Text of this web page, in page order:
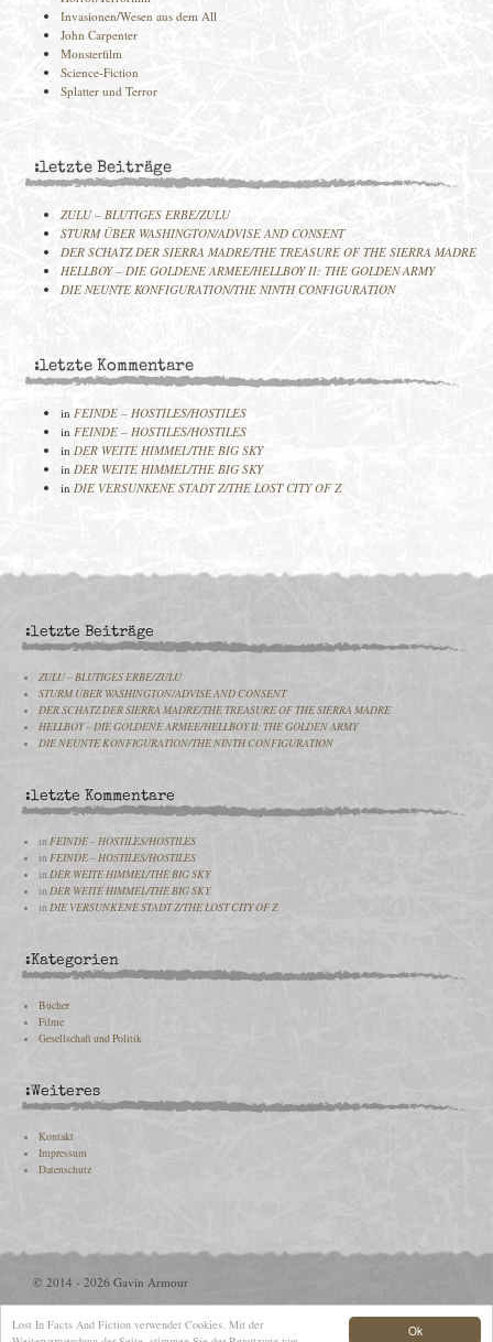
Ok
Lost In Facts And Fiction verwendet Cookies. Mit der
Invasionen/Wesen aus dem All
John Carpenter
Monsterfilm
Science-Fiction
Splatter und Terror
:letzte Beiträge
ZULU – BLUTIGES ERBE/ZULU
STURM ÜBER WASHINGTON/ADVISE AND CONSENT
DER SCHATZ DER SIERRA MADRE/THE TREASURE OF THE SIERRA MADRE
HELLBOY – DIE GOLDENE ARMEE/HELLBOY II: THE GOLDEN ARMY
DIE NEUNTE KONFIGURATION/THE NINTH CONFIGURATION
:letzte Kommentare
in FEINDE – HOSTILES/HOSTILES
in FEINDE – HOSTILES/HOSTILES
in DER WEITE HIMMEL/THE BIG SKY
in DER WEITE HIMMEL/THE BIG SKY
in DIE VERSUNKENE STADT Z/THE LOST CITY OF Z
:letzte Beiträge
ZULU – BLUTIGES ERBE/ZULU
STURM ÜBER WASHINGTON/ADVISE AND CONSENT
DER SCHATZ DER SIERRA MADRE/THE TREASURE OF THE SIERRA MADRE
HELLBOY – DIE GOLDENE ARMEE/HELLBOY II: THE GOLDEN ARMY
DIE NEUNTE KONFIGURATION/THE NINTH CONFIGURATION
:letzte Kommentare
inFEINDE – HOSTILES/HOSTILES
inFEINDE – HOSTILES/HOSTILES
inDER WEITE HIMMEL/THE BIG SKY
inDER WEITE HIMMEL/THE BIG SKY
inDIE VERSUNKENE STADT Z/THE LOST CITY OF Z
:Kategorien
Bücher
Filme
Gesellschaft und Politik
:Weiteres
Kontakt
Impressum
Datenschutz
© 2014 - 2026 Gavin Armour